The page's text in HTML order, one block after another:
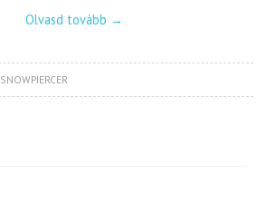
Olvasd tovább →
SNOWPIERCER